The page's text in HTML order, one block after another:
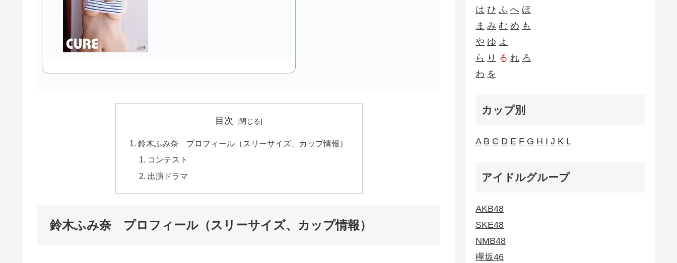
目次
鈴木ふみ奈 プロフィール（スリーサイズ、カップ情報）
コンテスト
出演ドラマ
鈴木ふみ奈 プロフィール（スリーサイズ、カップ情報）
は ひ ふ へ ほ
ま み む め も
や ゆ よ
ら り る れ ろ
わ を
カップ別
A B C D E F G H I J K L
アイドルグループ
AKB48
SKE48
NMB48
欅坂46